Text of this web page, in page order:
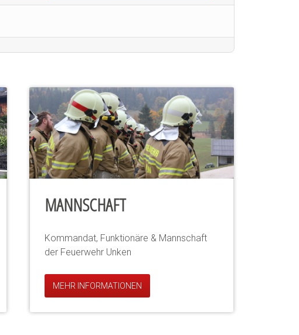
MANNSCHAFT
Kommandat, Funktionäre & Mannschaft
der Feuerwehr Unken
MEHR INFORMATIONEN